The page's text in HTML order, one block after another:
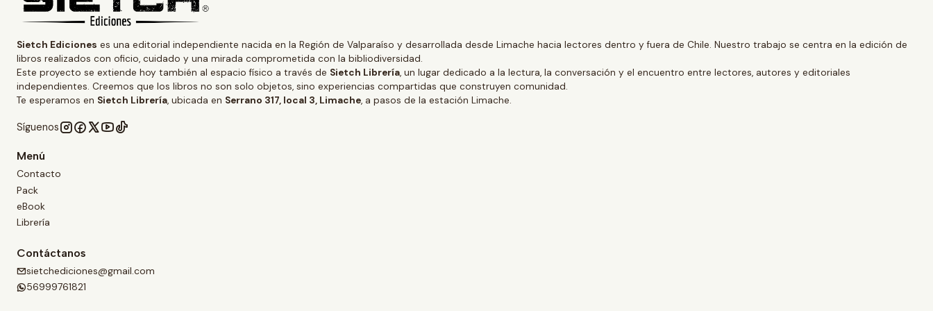
Sietch Ediciones es una editorial independiente nacida en la Región de Valparaíso y desarrollada desde Limache hacia lectores dentro y fuera de Chile. Nuestro trabajo se centra en la edición de
libros realizados con oficio, cuidado y una mirada comprometida con la bibliodiversidad.
Este proyecto se extiende hoy también al espacio físico a través de Sietch Librería, un lugar dedicado a la lectura, la conversación y el encuentro entre lectores, autores y editoriales
independientes. Creemos que los libros no son solo objetos, sino experiencias compartidas que construyen comunidad.
Te esperamos en Sietch Librería, ubicada en Serrano 317, local 3, Limache, a pasos de la estación Limache.
Síguenos
Menú
Contacto
Pack
eBook
Librería
Contáctanos
sietchediciones@gmail.com
56999761821